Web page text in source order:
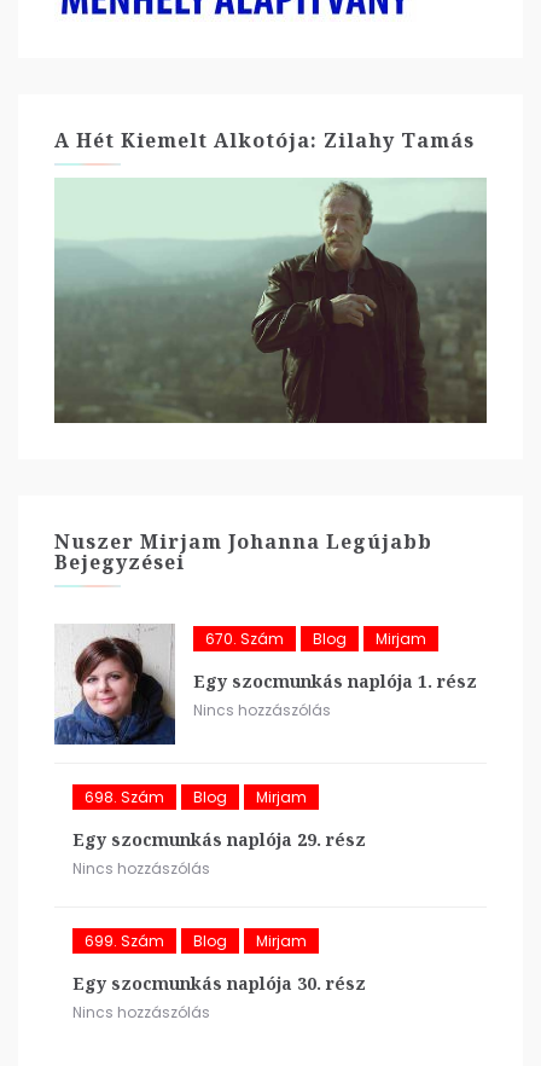
A Hét Kiemelt Alkotója: Zilahy Tamás
Nuszer Mirjam Johanna Legújabb
Bejegyzései
670. Szám Blog Mirjam
Egy szocmunkás naplója 1. rész
Nincs hozzászólás
698. Szám Blog Mirjam
Egy szocmunkás naplója 29. rész
Nincs hozzászólás
699. Szám Blog Mirjam
Egy szocmunkás naplója 30. rész
Nincs hozzászólás